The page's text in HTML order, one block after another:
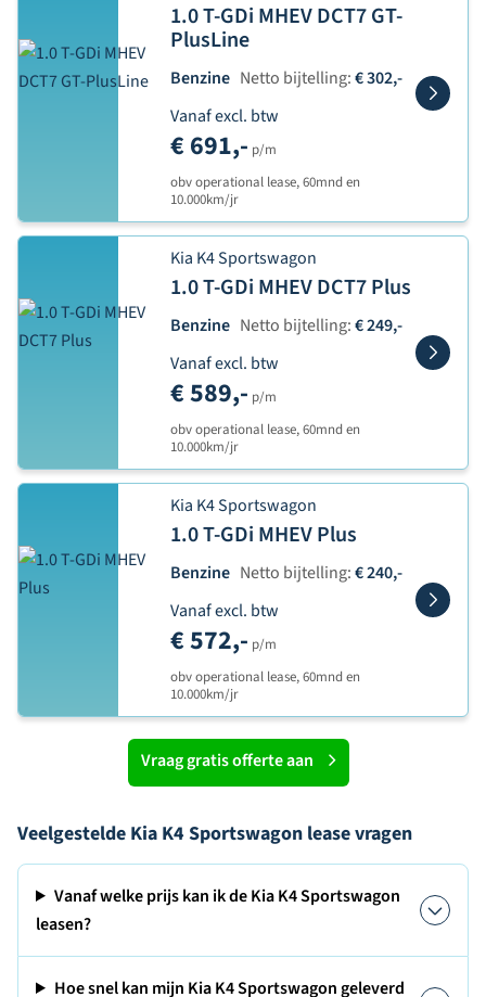
1.0 T-GDi MHEV DCT7 GT-
PlusLine
Benzine Netto bijtelling:€ 302,-
Vanaf excl. btw
€ 691,- p/m
obv operational lease, 60mnd en
10.000km/jr
Kia K4 Sportswagon
1.0 T-GDi MHEV DCT7 Plus
Benzine Netto bijtelling:€ 249,-
Vanaf excl. btw
€ 589,- p/m
obv operational lease, 60mnd en
10.000km/jr
Kia K4 Sportswagon
1.0 T-GDi MHEV Plus
Benzine Netto bijtelling:€ 240,-
Vanaf excl. btw
€ 572,- p/m
obv operational lease, 60mnd en
10.000km/jr
Vraag gratis offerte aan
Veelgestelde Kia K4 Sportswagon lease vragen
Vanaf welke prijs kan ik de Kia K4 Sportswagon
leasen?
Hoe snel kan mijn Kia K4 Sportswagon geleverd